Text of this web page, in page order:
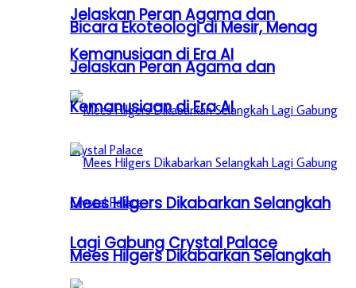
Jelaskan Peran Agama dan
Kemanusiaan di Era AI
Mees Hilgers Dikabarkan Selangkah
Lagi Gabung Crystal Palace
Bicara Ekoteologi di Mesir, Menag
Jelaskan Peran Agama dan
Kemanusiaan di Era AI
Mees Hilgers Dikabarkan Selangkah